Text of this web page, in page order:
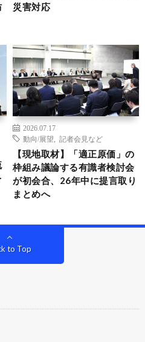
災害対応
2026.07.17
動向/展望
記者会見など
【現地取材】「適正原価」の
枠組み議論する有識者検討会
が初会合、26年中に提言取り
まとめへ
to Top